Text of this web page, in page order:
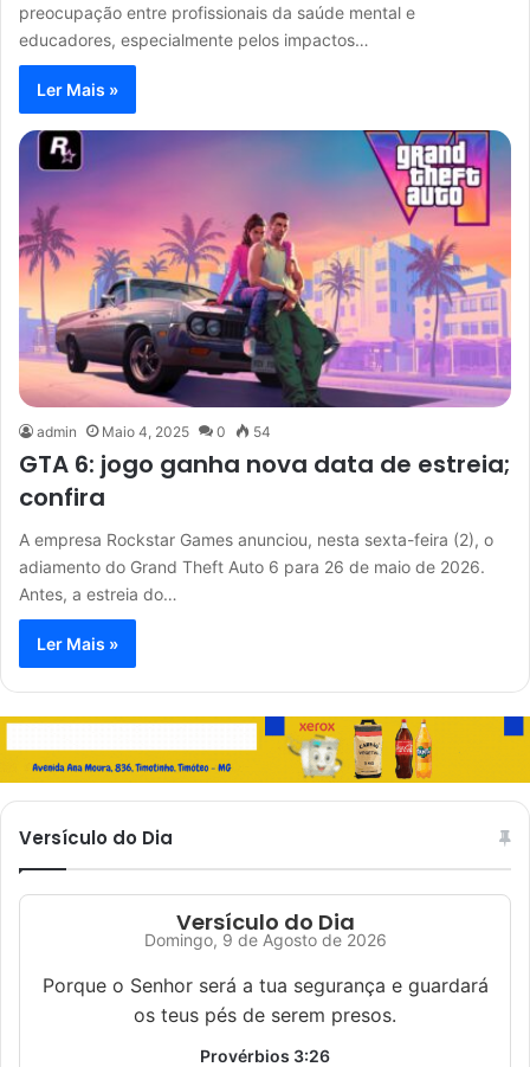
preocupação entre profissionais da saúde mental e
educadores, especialmente pelos impactos…
Ler Mais »
admin Maio 4, 2025 0 54
GTA 6: jogo ganha nova data de estreia;
confira
A empresa Rockstar Games anunciou, nesta sexta-feira (2), o
adiamento do Grand Theft Auto 6 para 26 de maio de 2026.
Antes, a estreia do…
Ler Mais »
Versículo do Dia
Versículo do Dia
Domingo, 9 de Agosto de 2026
Porque o Senhor será a tua segurança e guardará
os teus pés de serem presos.
Provérbios 3:26